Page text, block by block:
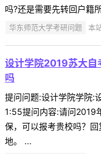
吗?还是需要先转回户籍
华东师范大学考研问题 本
设计学院2019苏大自
吗
提问问题:设计学院学院
1:55提问内容:请问2019
保，可以报考贵校吗？
地。 ...